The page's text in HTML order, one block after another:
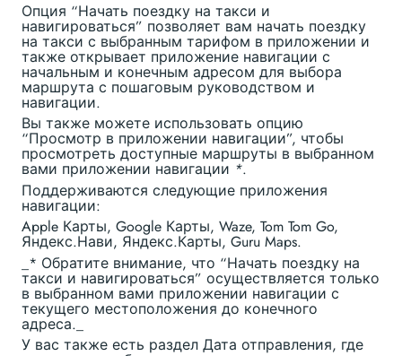
Опция “Начать поездку на такси и
навигироваться” позволяет вам начать поездку
на такси с выбранным тарифом в приложении и
также открывает приложение навигации с
начальным и конечным адресом для выбора
маршрута с пошаговым руководством и
навигации.
Вы также можете использовать опцию
“Просмотр в приложении навигации”, чтобы
просмотреть доступные маршруты в выбранном
вами приложении навигации *.
Поддерживаются следующие приложения
навигации:
Apple Карты, Google Карты, Waze, Tom Tom Go,
Яндекс.Нави, Яндекс.Карты, Guru Maps.
_* Обратите внимание, что “Начать поездку на
такси и навигироваться” осуществляется только
в выбранном вами приложении навигации с
текущего местоположения до конечного
адреса._
У вас также есть раздел Дата отправления, где